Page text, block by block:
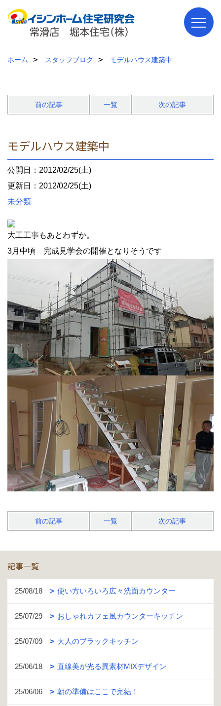
ホーム スタッフブログ モデルハウス建築中
前の記事 一覧 次の記事
モデルハウス建築中
公開日：2012/02/25(土)
更新日：2012/02/25(土)
未分類
大工工事もあとわずか。
3月中頃 完成見学会の開催となりそうです
前の記事 一覧 次の記事
記事一覧
25/08/18 使い方いろいろ広々洗面カウンター
25/07/29 おしゃれカフェ風カウンターキッチン
25/07/09 大人のブラックキッチン
25/06/18 直線美が光る異素材MIXデザイン
25/06/06 朝の準備はここで完結！